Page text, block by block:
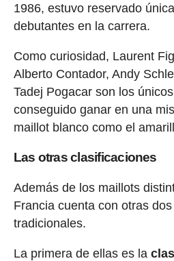
1986, estuvo reservado
debutantes en la carrera.
Como curiosidad, Laurent
Alberto Contador, Andy
Tadej Pogacar son los
conseguido ganar en una
maillot blanco como el
Las otras clasificaciones
Además de los maillots
Francia cuenta con otras
tradicionales.
La primera de ellas es la